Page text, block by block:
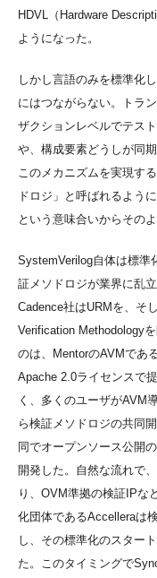
HDVL（Hardware
ようになった。
しかし言語のみを標準化
にはつながらない。トラ
ザクションレベルでテス
や、構成要素どうしが同
このメカニズムを実現す
ドロジ」と呼ばれるよう
という意味合いからその
SystemVerilog自体は標準
証メソドロジが業界に乱
Cadence社はURMを、そ
Verification Methodology
のは、MentorのAVMであ
Apache 2.0ライセンスで
く、多くのユーザがAVM
ら検証メソドロジの共同
同でオープンソース公開
開発した。自然な流れで
り、OVM準拠の検証IPな
化団体であるAccelleraは
し、その標準化のスター
た。このタイミングで